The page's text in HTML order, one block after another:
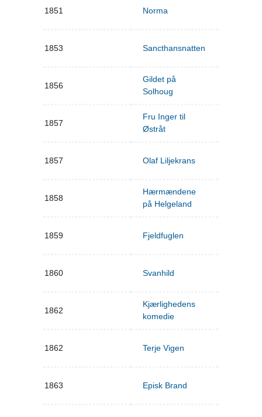
1851 Norma
1853 Sancthansnatten
1856
Gildet på
Solhoug
1857
Fru Inger til
Østråt
1857 Olaf Liljekrans
1858
Hærmændene
på Helgeland
1859 Fjeldfuglen
1860 Svanhild
1862
Kjærlighedens
komedie
1862 Terje Vigen
1863 Episk Brand